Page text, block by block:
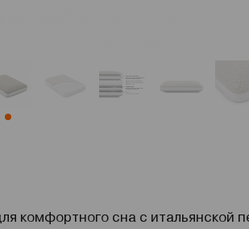
комфортного сна с итальянской